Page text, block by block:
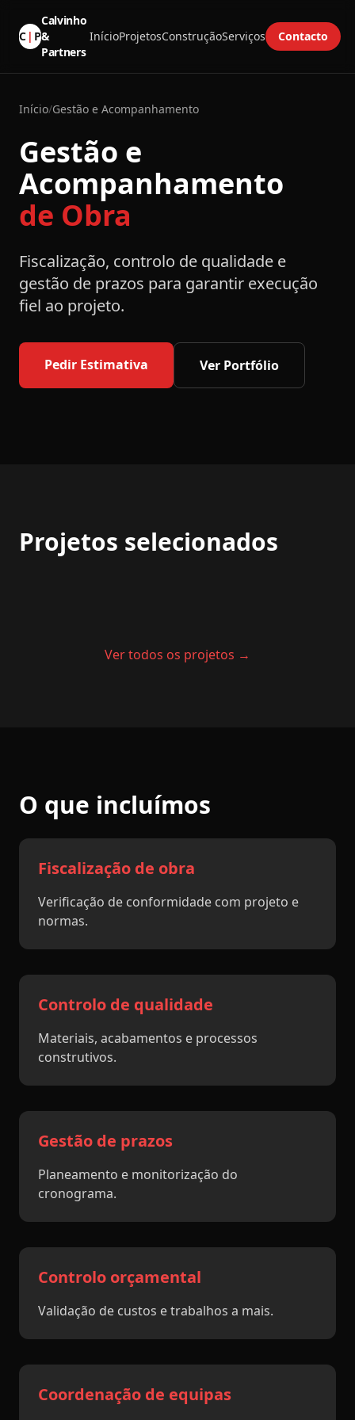
C | P
Calvinho
&
Partners
InícioProjetosConstruçãoServiços Contacto
Início/Gestão e Acompanhamento
Gestão e
Acompanhamento
de Obra
Fiscalização, controlo de qualidade e
gestão de prazos para garantir execução
fiel ao projeto.
Pedir Estimativa Ver Portfólio
Projetos selecionados
Ver todos os projetos →
O que incluímos
Fiscalização de obra
Verificação de conformidade com projeto e
normas.
Controlo de qualidade
Materiais, acabamentos e processos
construtivos.
Gestão de prazos
Planeamento e monitorização do
cronograma.
Controlo orçamental
Validação de custos e trabalhos a mais.
Coordenação de equipas